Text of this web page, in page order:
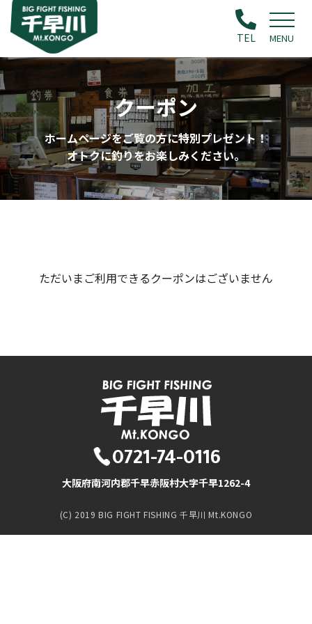
TEL MENU
クーポン
ホームページをご覧の方に特別プレゼント！
オトクに釣りをお楽しみください。
ただいまご利用できるクーポンはございません
0721-74-0116
大阪府南河内郡千早赤阪村大字千早1262-4
(C) 2019 BIG FIGHT FISHING 千早川 Mt.KONGO